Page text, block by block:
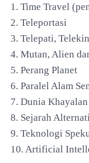
1. Time Travel
2. Teleportasi
3. Telepati,
4. Mutan, Alien
5. Perang Planet
6. Paralel Alam
7. Dunia Khayalan
8. Sejarah
9. Teknologi
10. Artificial